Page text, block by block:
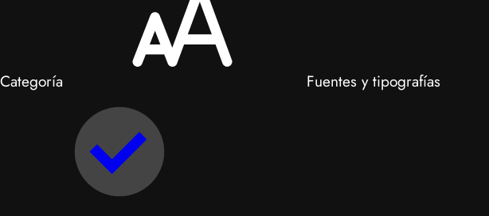
Categoría Fuentes y tipografías